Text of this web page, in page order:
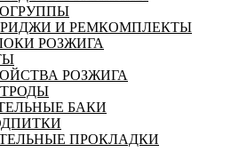
И РЕМКОМПЛЕКТЫ
РОЗЖИГА
РОЗЖИГА
БАКИ
ПРОКЛАДКИ